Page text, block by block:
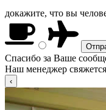
докажите, что вы
Спасибо за Ваше
Наш менеджер